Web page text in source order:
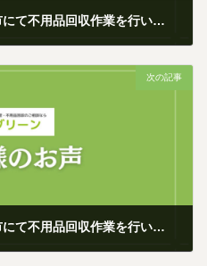
お客様のお声-No.132-摂津市にて不用品回収作業を行いました
次の記事
お客様のお声-No.133-箕面市にて不用品回収作業を行いました